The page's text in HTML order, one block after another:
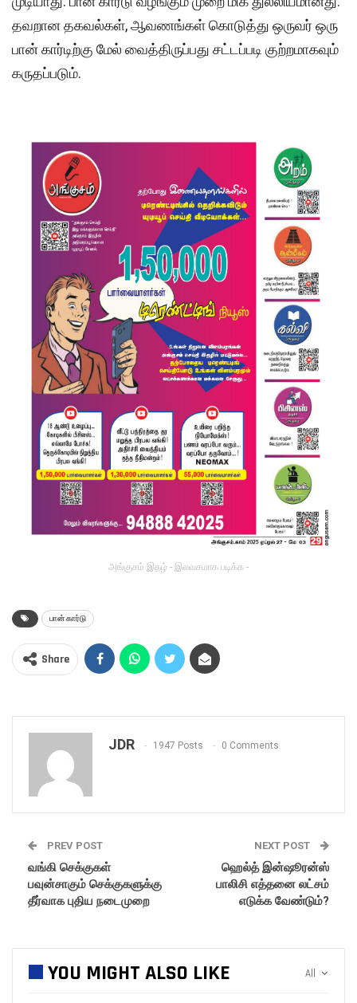
தவறான தகவல்கள், ஆவணங்கள் கொடுத்து ஒருவர் ஒரு
பான் கார்டிற்கு மேல் வைத்திருப்பது சட்டப்படி குற்றமாகவும்
கருதப்படும்.
அங்குசம் இதழ் - இலவசமாக படிக்க -
பான் கார்டு
Share
JDR 1947 Posts 0 Comments
PREV POST
வங்கி செக்குகள்
பவுன்சாகும் செக்குகளுக்கு
தீர்வாக புதிய நடைமுறை
NEXT POST
ஹெல்த் இன்ஷூரன்ஸ்
பாலிசி எத்தனை லட்சம்
எடுக்க வேண்டும்?
All
YOU MIGHT ALSO LIKE